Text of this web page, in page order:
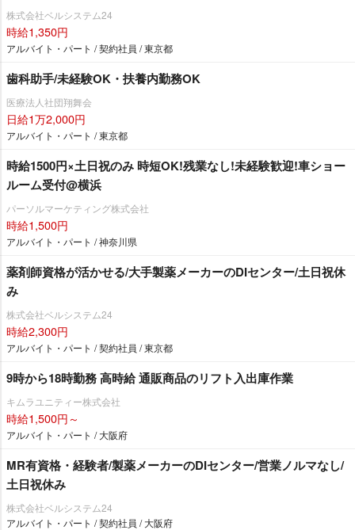
株式会社ベルシステム24
時給1,350円
アルバイト・パート / 契約社員 / 東京都
歯科助手/未経験OK・扶養内勤務OK
医療法人社団翔舞会
日給1万2,000円
アルバイト・パート / 東京都
時給1500円×土日祝のみ 時短OK!残業なし!未経験歓迎!車ショー
ルーム受付@横浜
パーソルマーケティング株式会社
時給1,500円
アルバイト・パート / 神奈川県
薬剤師資格が活かせる/大手製薬メーカーのDIセンター/土日祝休
み
株式会社ベルシステム24
時給2,300円
アルバイト・パート / 契約社員 / 東京都
9時から18時勤務 高時給 通販商品のリフト入出庫作業
キムラユニティー株式会社
時給1,500円～
アルバイト・パート / 大阪府
MR有資格・経験者/製薬メーカーのDIセンター/営業ノルマなし/
土日祝休み
株式会社ベルシステム24
アルバイト・パート / 契約社員 / 大阪府